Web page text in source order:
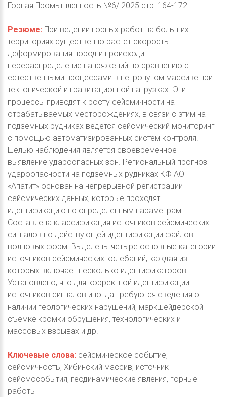
Горная Промышленность №6/ 2025 стр. 164-172
Резюме: При ведении горных работ на больших
территориях существенно растет скорость
деформирования пород и происходит
перераспределение напряжений по сравнению с
естественными процессами в нетронутом массиве при
тектонической и гравитационной нагрузках. Эти
процессы приводят к росту сейсмичности на
отрабатываемых месторождениях, в связи с этим на
подземных рудниках ведется сейсмический мониторинг
с помощью автоматизированных систем контроля.
Целью наблюдения является своевременное
выявление удароопасных зон. Региональный прогноз
удароопасности на подземных рудниках КФ АО
«Апатит» основан на непрерывной регистрации
сейсмических данных, которые проходят
идентификацию по определенным параметрам.
Составлена классификация источников сейсмических
сигналов по действующей идентификации файлов
волновых форм. Выделены четыре основные категории
источников сейсмических колебаний, каждая из
которых включает несколько идентификаторов.
Установлено, что для корректной идентификации
источников сигналов иногда требуются сведения о
наличии геологических нарушений, маркшейдерской
съемке кромки обрушения, технологических и
массовых взрывах и др.
Ключевые слова: сейсмическое событие,
сейсмичность, Хибинский массив, источник
сейсмособытия, геодинамические явления, горные
работы